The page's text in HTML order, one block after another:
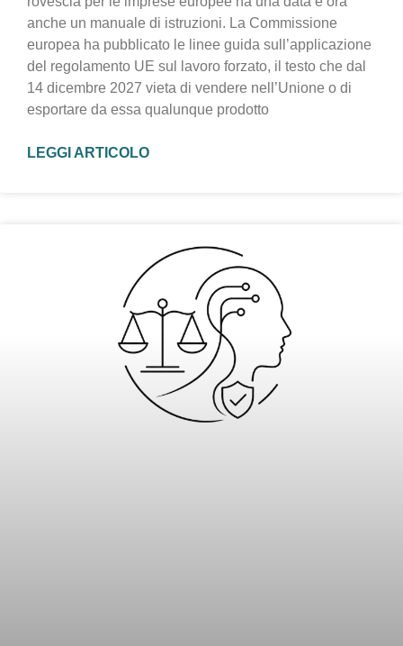
anche un manuale di istruzioni. La Commissione
europea ha pubblicato le linee guida sull’applicazione
del regolamento UE sul lavoro forzato, il testo che dal
14 dicembre 2027 vieta di vendere nell’Unione o di
esportare da essa qualunque prodotto
LEGGI ARTICOLO